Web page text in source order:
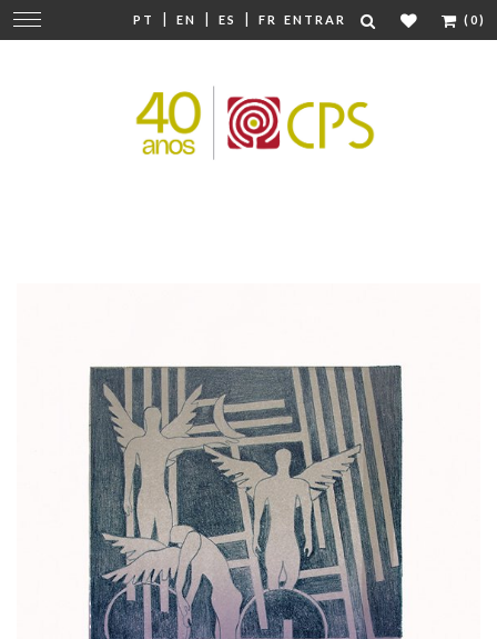
PT | EN | ES | FR ENTRAR (0)
Mudar
navegação